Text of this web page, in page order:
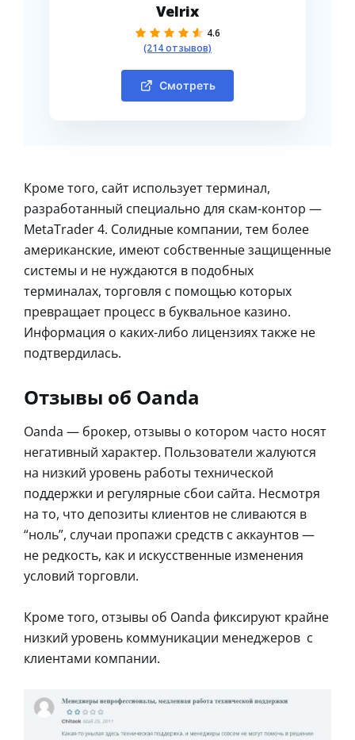
Velrix
4.6
(214 отзывов)
Смотреть
Кроме того, сайт использует терминал,
разработанный специально для скам-контор —
MetaTrader 4. Солидные компании, тем более
американские, имеют собственные защищенные
системы и не нуждаются в подобных
терминалах, торговля с помощью которых
превращает процесс в буквальное казино.
Информация о каких-либо лицензиях также не
подтвердилась.
Отзывы об Oanda
Oanda — брокер, отзывы о котором часто носят
негативный характер. Пользователи жалуются
на низкий уровень работы технической
поддержки и регулярные сбои сайта. Несмотря
на то, что депозиты клиентов не сливаются в
“ноль”, случаи пропажи средств с аккаунтов —
не редкость, как и искусственные изменения
условий торговли.
Кроме того, отзывы об Oanda фиксируют крайне
низкий уровень коммуникации менеджеров с
клиентами компании.